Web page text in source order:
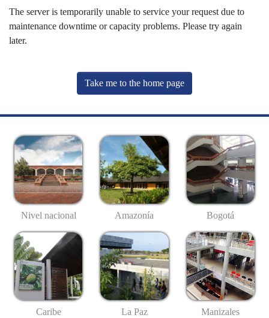
The server is temporarily unable to service your request due to
maintenance downtime or capacity problems. Please try again
later.
Take me to the home page
Nivel nacional Amazonía Bogotá
Caribe La Paz Manizales